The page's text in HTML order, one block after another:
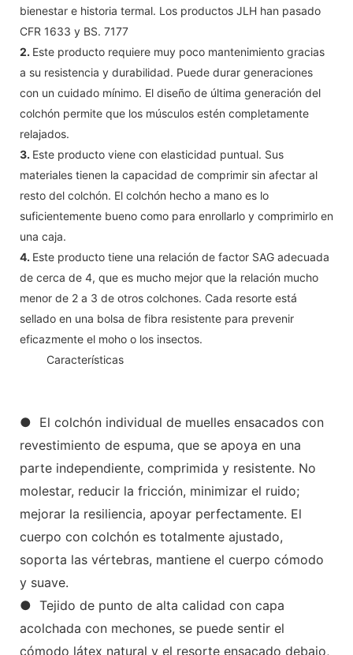
bienestar e historia termal. Los productos JLH han pasado
CFR 1633 y BS. 7177
2. Este producto requiere muy poco mantenimiento gracias
a su resistencia y durabilidad. Puede durar generaciones
con un cuidado mínimo. El diseño de última generación del
colchón permite que los músculos estén completamente
relajados.
3. Este producto viene con elasticidad puntual. Sus
materiales tienen la capacidad de comprimir sin afectar al
resto del colchón. El colchón hecho a mano es lo
suficientemente bueno como para enrollarlo y comprimirlo en
una caja.
4. Este producto tiene una relación de factor SAG adecuada
de cerca de 4, que es mucho mejor que la relación mucho
menor de 2 a 3 de otros colchones. Cada resorte está
sellado en una bolsa de fibra resistente para prevenir
eficazmente el moho o los insectos.
Características
● El colchón individual de muelles ensacados con
revestimiento de espuma, que se apoya en una
parte independiente, comprimida y resistente. No
molestar, reducir la fricción, minimizar el ruido;
mejorar la resiliencia, apoyar perfectamente. El
cuerpo con colchón es totalmente ajustado,
soporta las vértebras, mantiene el cuerpo cómodo
y suave.
● Tejido de punto de alta calidad con capa
acolchada con mechones, se puede sentir el
cómodo látex natural y el resorte ensacado debajo,